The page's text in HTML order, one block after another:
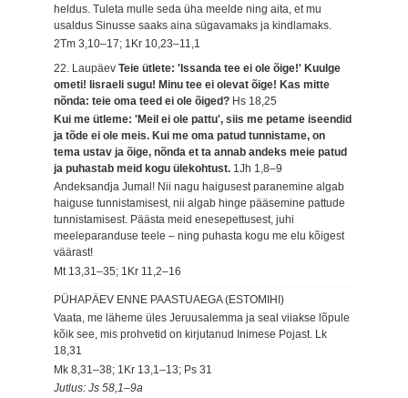
heldus. Tuleta mulle seda üha meelde ning aita, et mu
usaldus Sinusse saaks aina sügavamaks ja kindlamaks.
2Tm 3,10–17; 1Kr 10,23–11,1
22. LaupäevTeie ütlete: 'Issanda tee ei ole õige!' Kuulge
ometi! Iisraeli sugu! Minu tee ei olevat õige! Kas mitte
nõnda: teie oma teed ei ole õiged? Hs 18,25
Kui me ütleme: 'Meil ei ole pattu', siis me petame iseendid
ja tõde ei ole meis. Kui me oma patud tunnistame, on
tema ustav ja õige, nõnda et ta annab andeks meie patud
ja puhastab meid kogu ülekohtust. 1Jh 1,8–9
Andeksandja Jumal! Nii nagu haigusest paranemine algab
haiguse tunnistamisest, nii algab hinge pääsemine pattude
tunnistamisest. Päästa meid enesepettusest, juhi
meeleparanduse teele – ning puhasta kogu me elu kõigest
väärast!
Mt 13,31–35; 1Kr 11,2–16
PÜHAPÄEV ENNE PAASTUAEGA (ESTOMIHI)
Vaata, me läheme üles Jeruusalemma ja seal viiakse lõpule
kõik see, mis prohvetid on kirjutanud Inimese Pojast. Lk
18,31
Mk 8,31–38; 1Kr 13,1–13; Ps 31
Jutlus: Js 58,1–9a